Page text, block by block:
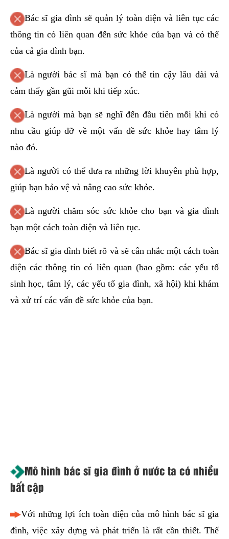
Bác sĩ gia đình sẽ quản lý toàn diện và liên tục các
thông tin có liên quan đến sức khỏe của bạn và có thể
của cả gia đình bạn.
Là người bác sĩ mà bạn có thể tin cậy lâu dài và
cảm thấy gần gũi mỗi khi tiếp xúc.
Là người mà bạn sẽ nghĩ đến đầu tiên mỗi khi có
nhu cầu giúp đỡ về một vấn đề sức khỏe hay tâm lý
nào đó.
Là người có thể đưa ra những lời khuyên phù hợp,
giúp bạn bảo vệ và nâng cao sức khỏe.
Là người chăm sóc sức khỏe cho bạn và gia đình
bạn một cách toàn diện và liên tục.
Bác sĩ gia đình biết rõ và sẽ cân nhắc một cách toàn
diện các thông tin có liên quan (bao gồm: các yếu tố
sinh học, tâm lý, các yếu tố gia đình, xã hội) khi khám
và xử trí các vấn đề sức khỏe của bạn.
Mô hình bác sĩ gia đình ở nước ta có nhiều
bất cập
Với những lợi ích toàn diện của mô hình bác sĩ gia
đình, việc xây dựng và phát triển là rất cần thiết. Thế